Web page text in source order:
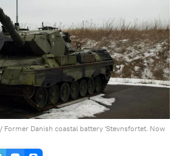
/ Former Danish coastal battery 'Stevnsfortet. Now